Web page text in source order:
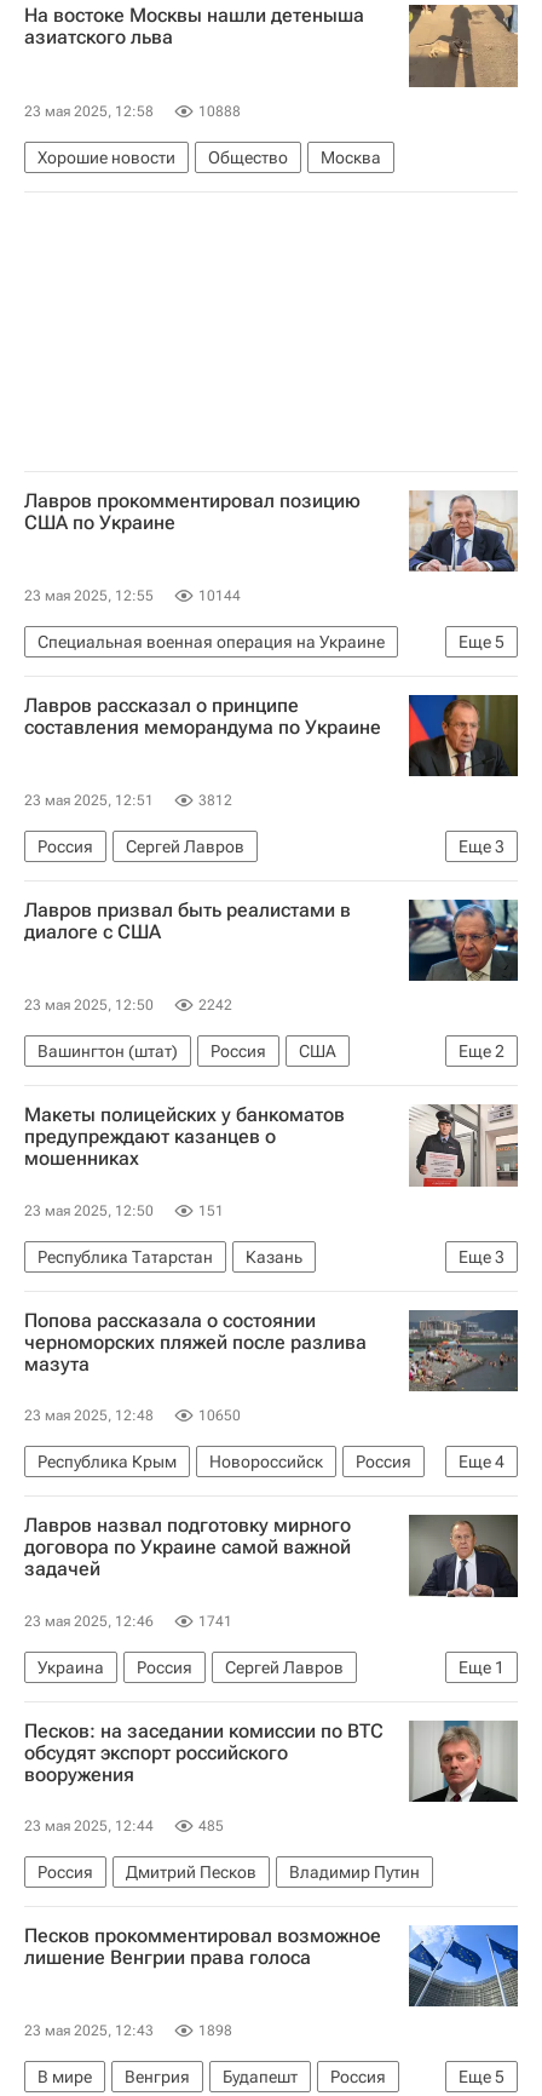
Спартак Москва Химки
На востоке Москвы нашли детеныша
азиатского льва
23 мая 2025, 12:58 10888
Хорошие новости Общество Москва
Лавров прокомментировал позицию
США по Украине
23 мая 2025, 12:55 10144
Еще5
Специальная военная операция на Украине
Европа
США Украина
Сергей Лавров
В мире
Лавров рассказал о принципе
составления меморандума по Украине
23 мая 2025, 12:51 3812
Еще3
Россия
Сергей Лавров
Петербургский международный юридический форум
Украина
В мире
Лавров призвал быть реалистами в
диалоге с США
23 мая 2025, 12:50 2242
Еще2
Вашингтон (штат) Россия
США
Сергей Лавров
В мире
Макеты полицейских у банкоматов
предупреждают казанцев о
мошенниках
23 мая 2025, 12:50 151
Еще3
Республика Татарстан
Казань
Федеральная служба безопасности РФ (ФСБ России)
Банкоматы
Полиция
Попова рассказала о состоянии
черноморских пляжей после разлива
мазута
23 мая 2025, 12:48 10650
Еще4
Республика Крым Новороссийск
Россия
Анна Попова
Федеральная служба по надзору в сфере защиты прав потребителей и благополучия человека (Роспотребнадзор)
Общество
Крушение двух танкеров в Керченском проливе
Лавров назвал подготовку мирного
договора по Украине самой важной
задачей
23 мая 2025, 12:46 1741
Еще 1
Украина Россия
Сергей Лавров
В мире
Песков: на заседании комиссии по ВТС
обсудят экспорт российского
вооружения
23 мая 2025, 12:44 485
Россия Дмитрий Песков Владимир Путин
Песков прокомментировал возможное
лишение Венгрии права голоса
23 мая 2025, 12:43 1898
Еще5
В мире Венгрия Будапешт
Россия